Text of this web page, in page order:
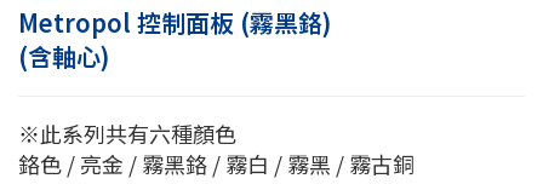
Metropol 控制面板 (霧黑鉻)
(含軸心)
※此系列共有六種顏色
鉻色 / 亮金 / 霧黑鉻 / 霧白 / 霧黑 / 霧古銅